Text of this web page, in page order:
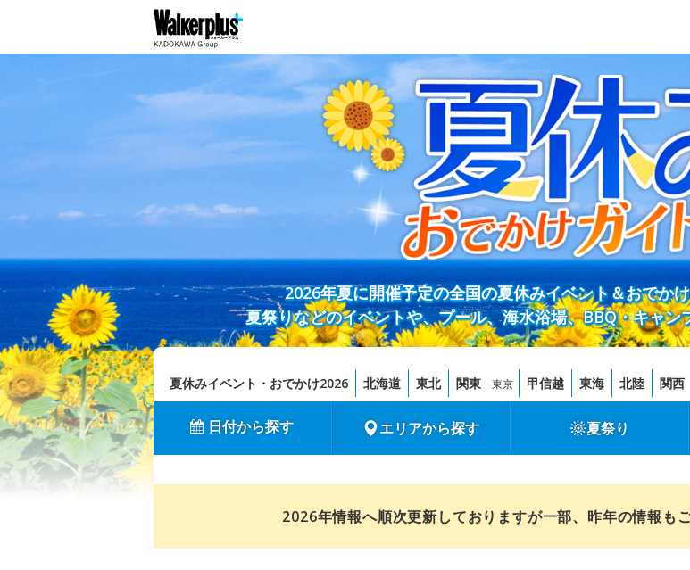
2026年夏に開催予定の全国の夏休みイベント＆おでか
夏祭りなどのイベントや、プール、海水浴場、BBQ・キャ
夏休みイベント・おでかけ2026 北海道 東北 関東 東京 甲信越 東海 北陸 関西
日付から探す エリアから探す 夏祭り
2026年情報へ順次更新しておりますが一部、昨年の情報も